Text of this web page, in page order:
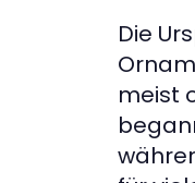
Die
meist